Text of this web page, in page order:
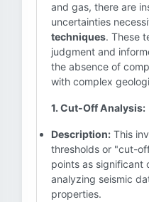
and gas, there are
uncertainties
techniques. These
judgment and
the absence of
with complex
1. Cut-Off Analysis:
Description: This
thresholds or "cut-
points as significant
analyzing seismic
properties.